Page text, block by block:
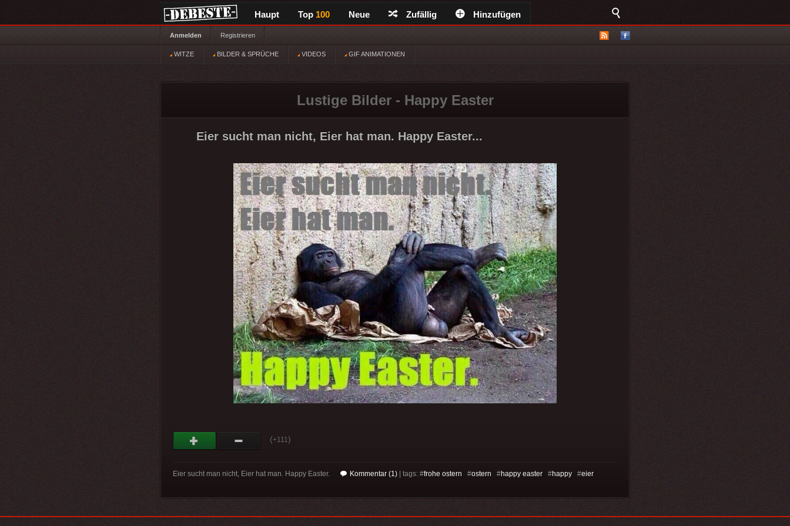
Haupt Top 100 Neue Zufällig Hinzufügen
Anmelden Registrieren
WITZE BILDER & SPRÜCHE VIDEOS GIF ANIMATIONEN
Lustige Bilder - Happy Easter
Eier sucht man nicht, Eier hat man. Happy Easter...
(+111 )
Eier sucht man nicht, Eier hat man. Happy Easter. Kommentar (1) | tags: #frohe ostern #ostern #happy easter #happy #eier